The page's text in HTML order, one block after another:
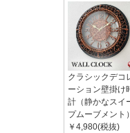
クラシックデコ
ーション壁掛け
計（静かなスイ
プムーブメント）
￥4,980(税抜)